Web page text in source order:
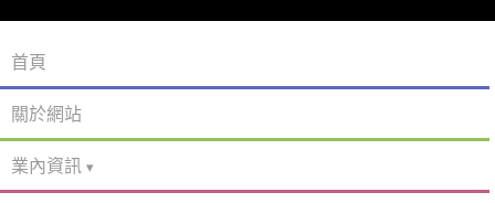
首頁
關於網站
業內資訊